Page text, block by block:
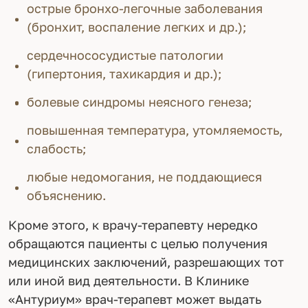
острые бронхо-легочные заболевания
(бронхит, воспаление легких и др.);
сердечнососудистые патологии
(гипертония, тахикардия и др.);
болевые синдромы неясного генеза;
повышенная температура, утомляемость,
слабость;
любые недомогания, не поддающиеся
объяснению.
Кроме этого, к врачу-терапевту нередко
обращаются пациенты с целью получения
медицинских заключений, разрешающих тот
или иной вид деятельности. В Клинике
«Антуриум» врач-терапевт может выдать